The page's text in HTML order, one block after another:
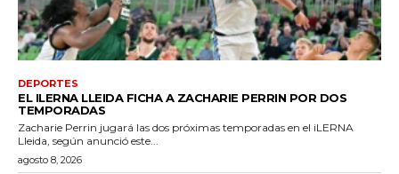
DEPORTES
EL ILERNA LLEIDA FICHA A ZACHARIE PERRIN POR DOS
TEMPORADAS
Zacharie Perrin jugará las dos próximas temporadas en el iLERNA
Lleida, según anunció este...
agosto 8, 2026